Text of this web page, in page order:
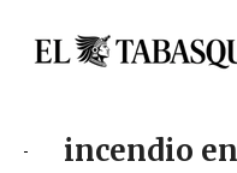
incendio